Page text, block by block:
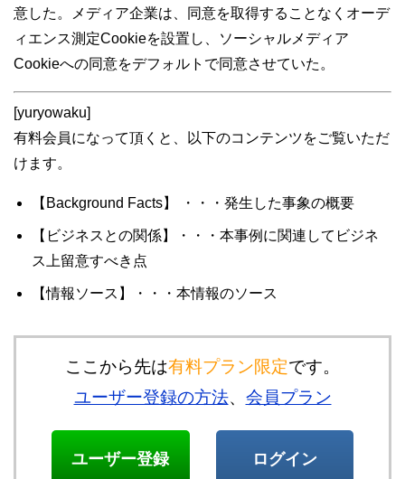
意した。メディア企業は、同意を取得することなくオーデ
ィエンス測定Cookieを設置し、ソーシャルメディア
Cookieへの同意をデフォルトで同意させていた。
[yuryowaku]
有料会員になって頂くと、以下のコンテンツをご覧いただ
けます。
【Background Facts】 ・・・発生した事象の概要
【ビジネスとの関係】・・・本事例に関連してビジネ
ス上留意すべき点
【情報ソース】・・・本情報のソース
ここから先は有料プラン限定です。
ユーザー登録の方法、 会員プラン
ユーザー登録 ログイン